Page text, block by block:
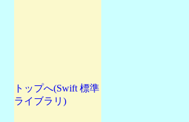
トップへ(Swift 標準
ライブラリ)